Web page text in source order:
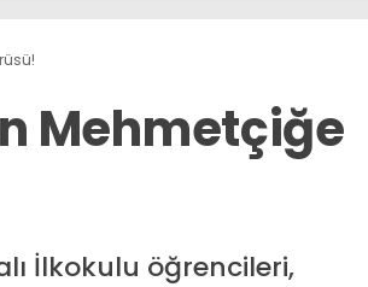
Mehmetçiğe
İlkokulu öğrencileri,